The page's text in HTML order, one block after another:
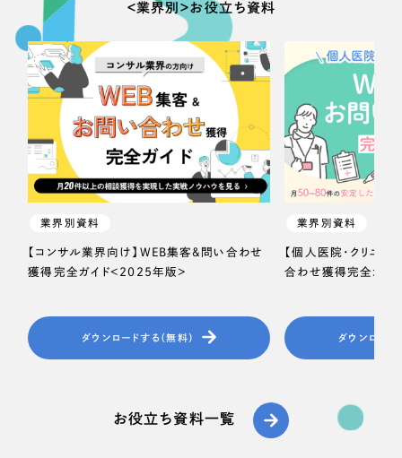
＜業界別＞お役立ち資料
業界別資料
【コンサル業界向け】WEB集客＆問い合わせ
獲得完全ガイド＜2025年版＞
ダウンロードする（無料）
業界別資料
【個人医院・クリニッ
合わせ獲得完全ガイ
ダウンロード
お役立ち資料一覧